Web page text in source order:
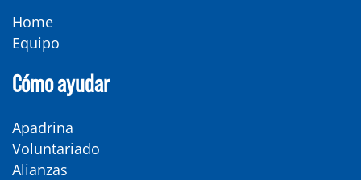
Home
Equipo
Cómo ayudar
Apadrina
Voluntariado
Alianzas